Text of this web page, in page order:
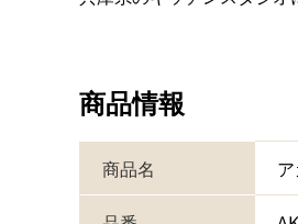
商品情報
商品名